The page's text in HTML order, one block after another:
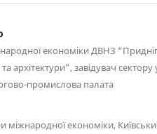
економіки ДВНЗ
архітектури”, завідувач
промислова палата
міжнародної економіки,